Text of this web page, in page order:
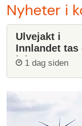
Nyheter i
Ulvejakt i
Innlandet tas
igjen
1 dag siden